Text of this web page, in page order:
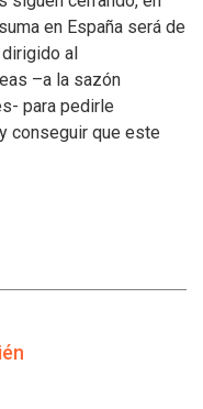
en España será de
dirigido al
–a la sazón
para pedirle
conseguir que este